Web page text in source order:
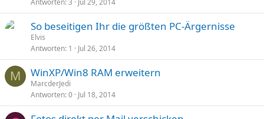
Antworten 3 Jul 29, 2014
So beseitigen Ihr die größten PC-Ärgernisse
Elvis
Antworten 1 Jul 26, 2014
M WinXP/Win8 RAM erweitern
MarcderJedi
Antworten 0 Jul 18, 2014